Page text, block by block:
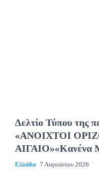
Δελτίο Τύπου της
«ΑΝΟΙΧΤΟΙ
ΑΙΓΑΙΟ»«Κανένα
Ελλάδα 7 Αυγούστου 2026